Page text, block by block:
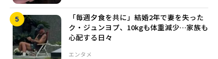
エンタメ
「毎週夕食を共に」結婚2年で妻を失った
ク・ジュンヨプ、10kgも体重減少…家族も
心配する日々